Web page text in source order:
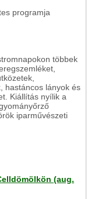
többek
hastáncos lányok és
Kiállítás nyílik a
iparművészeti
(aug.